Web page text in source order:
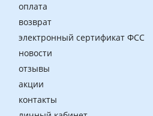
оплата
возврат
электронный сертификат ФСС
новости
отзывы
акции
контакты